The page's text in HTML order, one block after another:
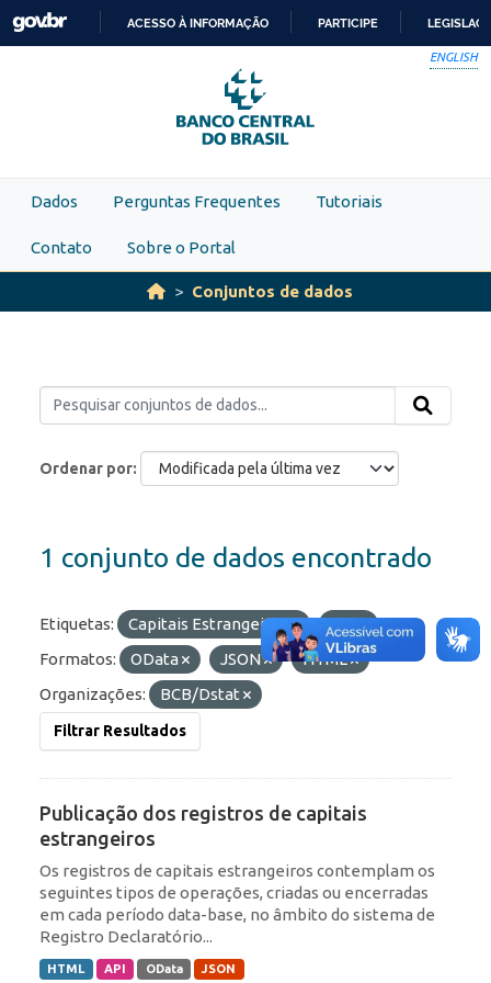
Skip to main content
PARA
O
CONTEÚDO
ACESSO À INFORMAÇÃO PARTICIPE
ENGLISH
Dados Perguntas Frequentes Tutoriais
Contato Sobre o Portal
Conjuntos de dados
Ordenar por
1 conjunto de dados encontrado
Etiquetas: Capitais Estrangeiros
IED
Formatos:
OData JSON
HTML
Organizações:
BCB/Dstat
Filtrar Resultados
Publicação dos registros de capitais
estrangeiros
Os registros de capitais estrangeiros contemplam os
seguintes tipos de operações, criadas ou encerradas
em cada período data-base, no âmbito do sistema de
Registro Declaratório...
HTML API OData JSON